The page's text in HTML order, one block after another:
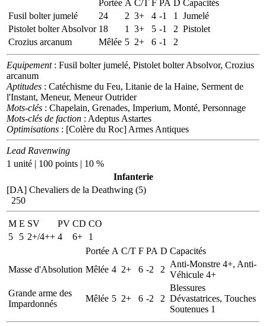
Portée A C/T F PA D Capacités
Fusil bolter jumelé
24 2 3+ 4 -1 1
Jumelé
Pistolet bolter Absolvor 18 1 3+ 5 -1 2 Pistolet
Crozius arcanum
Mêlée 5 2+ 6 -1 2
Equipement: Fusil bolter jumelé, Pistolet bolter Absolvor, Crozius
arcanum
Aptitudes : Catéchisme du Feu, Litanie de la Haine, Serment de
l'Instant, Meneur, Meneur Outrider
Mots-clés : Chapelain, Grenades, Imperium, Monté, Personnage
Mots-clés de faction : Adeptus Astartes
Optimisations : [Colère du Roc] Armes Antiques
Lead Ravenwing
1 unité | 100 points | 10 %
Infanterie
[DA] Chevaliers de la Deathwing (5)
250
M E SV PV CD CO
5
5 2+/4++ 4 6+
1
Portée A C/T F PA D Capacités
Masse d'Absolution Mêlée 4 2+ 6 -2 2
Anti-Monstre 4+, Anti-
Véhicule 4+
Grande arme des
Impardonnés
Mêlée 5 2+ 6 -2 2
Blessures
Dévastatrices, Touches
Soutenues 1